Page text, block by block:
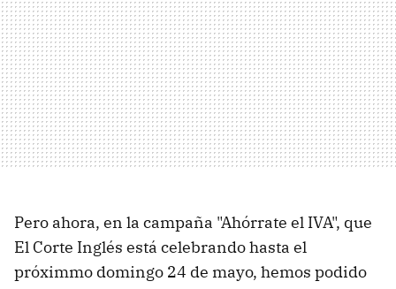
Pero ahora, en la campaña "Ahórrate el IVA", que
El Corte Inglés está celebrando hasta el
próximmo domingo 24 de mayo, hemos podido